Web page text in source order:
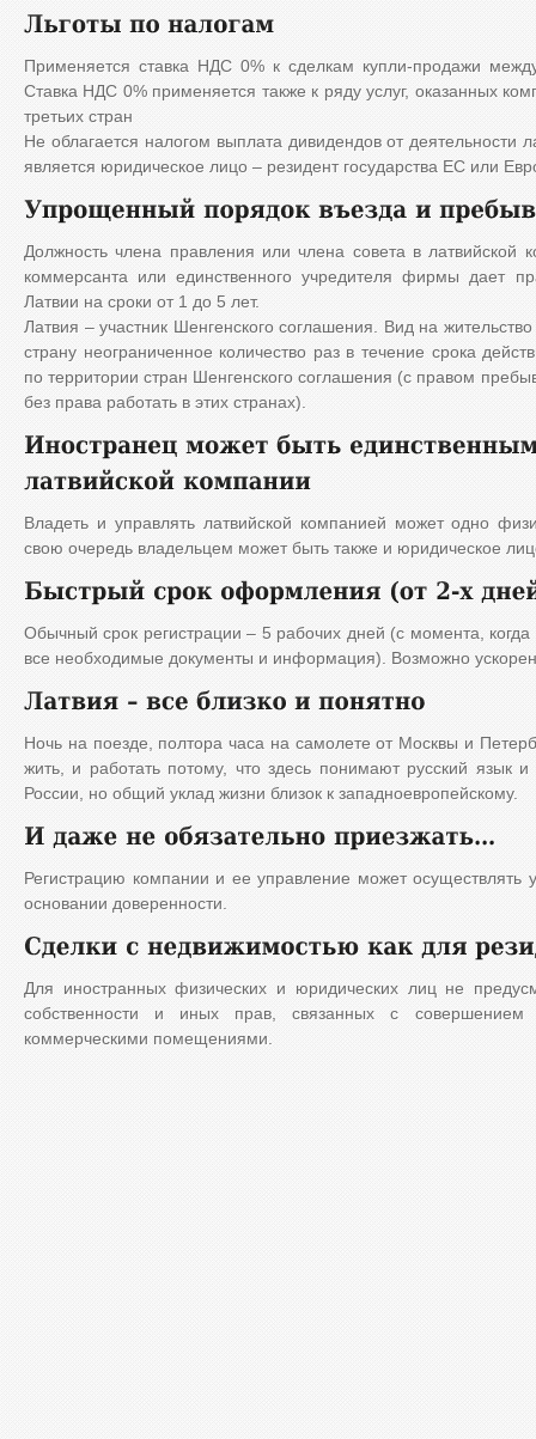
Применяется ставка НДС 0% к сделкам купли-продажи
Ставка НДС 0% применяется также к ряду услуг, оказанных
третьих стран
Не облагается налогом выплата дивидендов от деятельности
является юридическое лицо – резидент государства ЕС или
Должность члена правления или члена совета в латвийской
коммерсанта или единственного учредителя фирмы дает
Латвии на сроки от 1 до 5 лет.
Латвия – участник Шенгенского соглашения. Вид на
страну неограниченное количество раз в течение срока
по территории стран Шенгенского соглашения (с правом
без права работать в этих странах).
Владеть и управлять латвийской компанией может одно
свою очередь владельцем может быть также и юридическое
Обычный срок регистрации – 5 рабочих дней (с момента,
все необходимые документы и информация). Возможно
Ночь на поезде, полтора часа на самолете от Москвы и
жить, и работать потому, что здесь понимают русский язык
России, но общий уклад жизни близок к западноевропейскому.
Регистрацию компании и ее управление может
основании доверенности.
Для иностранных физических и юридических лиц не
собственности и иных прав, связанных с
коммерческими помещениями.